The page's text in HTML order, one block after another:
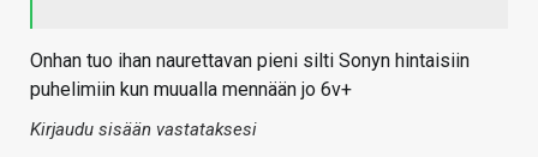
Onhan tuo ihan naurettavan pieni silti Sonyn hintaisiin
puhelimiin kun muualla mennään jo 6v+
Kirjaudu sisään vastataksesi